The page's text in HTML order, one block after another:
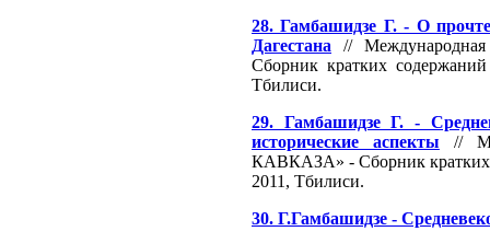
28. Гамбашидзе Г. - О
Дагестана
//
Сборник кратких
Тбилиси.
29. Гамбашидзе Г. -
исторические аспекты //
КАВКАЗА» - Сборник кратких
2011, Тбилиси.
30. Г.Гамбашидзе -